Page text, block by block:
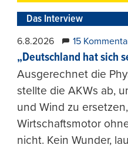
Das Interview
6.8.2026 15
„Deutschland hat sich
Ausgerechnet die
stellte die AKWs ab,
und Wind zu
Wirtschaftsmotor
nicht. Kein Wunder,